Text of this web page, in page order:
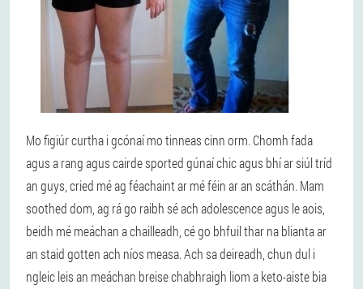
Mo figiúr curtha i gcónaí mo tinneas cinn orm. Chomh fada
agus a rang agus cairde sported gúnaí chic agus bhí ar siúl tríd
an guys, cried mé ag féachaint ar mé féin ar an scáthán. Mam
soothed dom, ag rá go raibh sé ach adolescence agus le aois,
beidh mé meáchan a chailleadh, cé go bhfuil thar na blianta ar
an staid gotten ach níos measa. Ach sa deireadh, chun dul i
ngleic leis an meáchan breise chabhraigh liom a keto-aiste bia